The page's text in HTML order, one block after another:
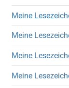
Meine
Meine
Meine
Meine